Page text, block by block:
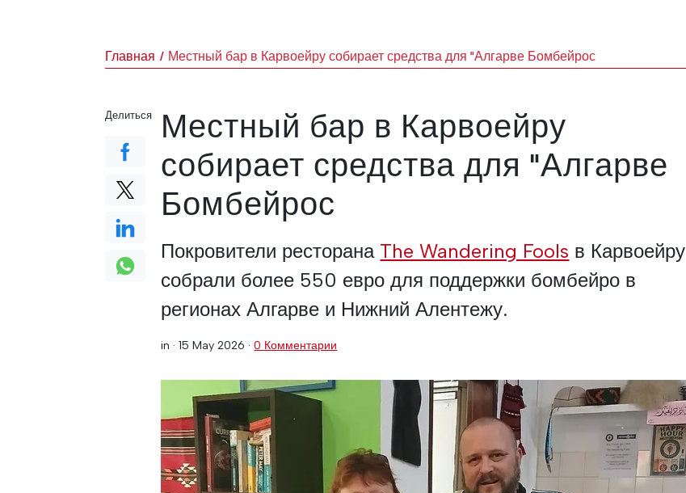
Главная Местный бар в Карвоейру собирает средства для "Алгарве Бомбейрос
Местный бар в Карвоейру
собирает средства для "Алгарве
Бомбейрос
Покровители ресторана The Wandering Fools в Карвоейру
собрали более 550 евро для поддержки бомбейро в
регионах Алгарве и Нижний Алентежу.
in ·15 May 2026 ·0 Комментарии
Делиться